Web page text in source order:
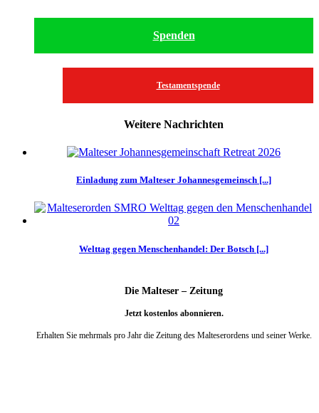
Spenden
Testamentspende
Weitere Nachrichten
Einladung zum Malteser Johannesgemeinsch [...]
Welttag gegen Menschenhandel: Der Botsch [...]
Die Malteser – Zeitung
Jetzt kostenlos abonnieren.
Erhalten Sie mehrmals pro Jahr die Zeitung des Malteserordens und seiner Werke.